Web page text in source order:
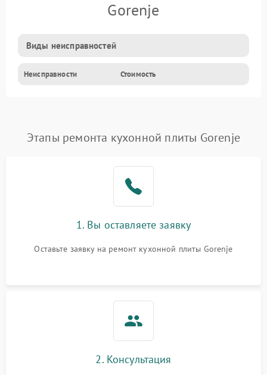
Gorenje
Виды неисправностей
Неисправности Стоимость
Этапы ремонта кухонной плиты Gorenje
1. Вы оставляете заявку
Оставьте заявку на ремонт кухонной плиты Gorenje
2. Консультация